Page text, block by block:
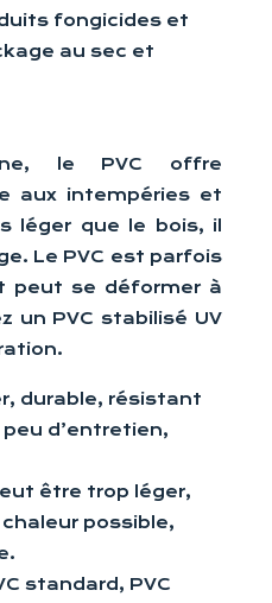
fongicides et
au sec et
le PVC offre
aux intempéries et
léger que le bois, il
Le PVC est parfois
peut se déformer à
un PVC stabilisé UV
durable, résistant
d’entretien,
être trop léger,
possible,
standard, PVC